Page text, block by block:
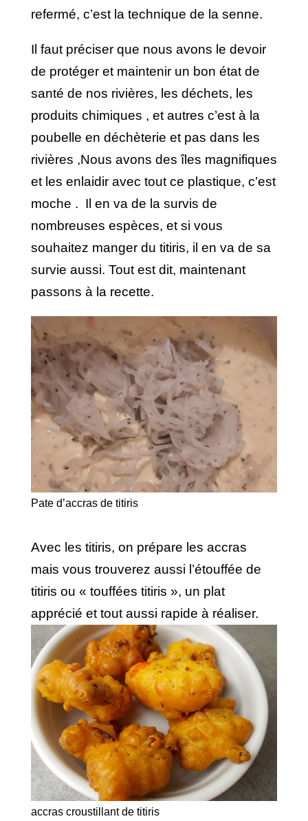
refermé, c’est la technique de la senne.
Il faut préciser que nous avons le devoir
de protéger et maintenir un bon état de
santé de nos rivières, les déchets, les
produits chimiques , et autres c’est à la
poubelle en déchèterie et pas dans les
rivières ,Nous avons des îles magnifiques
et les enlaidir avec tout ce plastique, c’est
moche . Il en va de la survis de
nombreuses espèces, et si vous
souhaitez manger du titiris, il en va de sa
survie aussi. Tout est dit, maintenant
passons à la recette.
Pate d’accras de titiris
Avec les titiris, on prépare les accras
mais vous trouverez aussi l’étouffée de
titiris ou « touffées titiris », un plat
apprécié et tout aussi rapide à réaliser.
accras croustillant de titiris